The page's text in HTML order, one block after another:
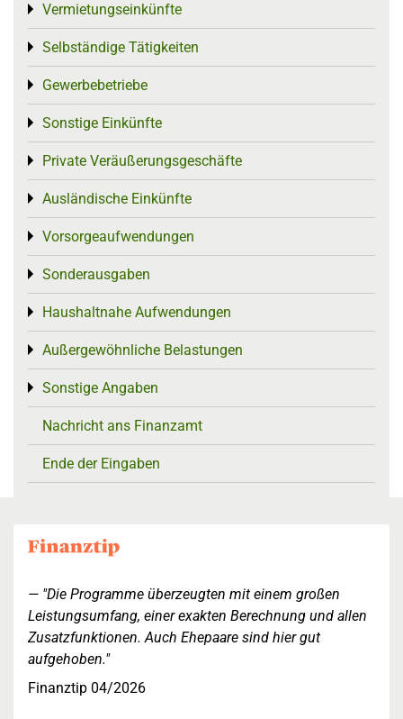
Vermietungseinkünfte
Toggle menu
Selbständige Tätigkeiten
Toggle menu
Gewerbebetriebe
Toggle menu
Sonstige Einkünfte
Toggle menu
Private Veräußerungsgeschäfte
Toggle menu
Ausländische Einkünfte
Toggle menu
Vorsorgeaufwendungen
Toggle menu
Sonderausgaben
Toggle menu
Haushaltnahe Aufwendungen
Toggle menu
Außergewöhnliche Belastungen
Toggle menu
Sonstige Angaben
Toggle menu
Nachricht ans Finanzamt
Ende der Eingaben
"Die Programme überzeugten mit einem großen
Leistungsumfang, einer exakten Berechnung und allen
Zusatzfunktionen. Auch Ehepaare sind hier gut
aufgehoben."
Finanztip 04/2026